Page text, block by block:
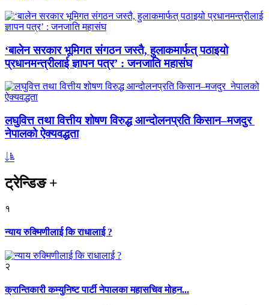
‘बालेन सरकार भूमिगत संगठन जस्तै, हुलाकमार्फत् पठाइयो
प्रधानमन्त्रीलाई ज्ञापन पत्र’ : जनजाति महासंघ
लघुवित्त तथा वित्तीय शोषण विरुद्ध आन्दोलनप्रति किसान–मजदुर
नेपालको ऐक्यवद्धता
ट्रेन्डिङ+
१
न्याय रुक्मिणीलाई कि राधालाई ?
२
क्रान्तिकारी कम्युनिष्ट पार्टी नेपालका महासचिव मोहन...